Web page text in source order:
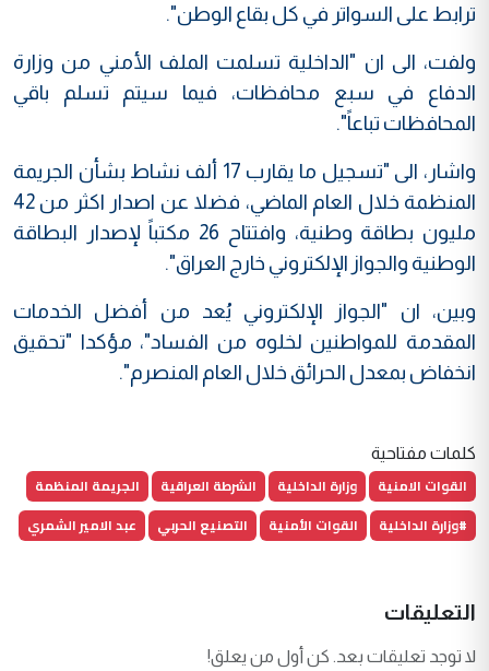
ترابط على السواتر في كل بقاع الوطن".
ولفت، الى ان "الداخلية تسلمت الملف الأمني من وزارة
الدفاع في سبع محافظات، فيما سيتم تسلم باقي
المحافظات تباعاً".
واشار، الى "تسجيل ما يقارب 17 ألف نشاط بشأن الجريمة
المنظمة خلال العام الماضي، فضلا عن اصدار اكثر من 42
مليون بطاقة وطنية، وافتتاح 26 مكتباً لإصدار البطاقة
الوطنية والجواز الإلكتروني خارج العراق".
وبين، ان "الجواز الإلكتروني يُعد من أفضل الخدمات
المقدمة للمواطنين لخلوه من الفساد"، مؤكدا "تحقيق
انخفاض بمعدل الحرائق خلال العام المنصرم".
كلمات مفتاحية
القوات الامنية وزارة الداخلية الشرطة العراقية
الجريمة المنظمة
#وزارة الداخلية
القوات الأمنية التصنيع الحربي عبد الامير الشمري
التعليقات
لا توجد تعليقات بعد. كن أول من يعلق!